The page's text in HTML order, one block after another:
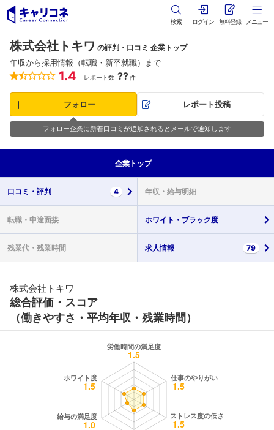
検索 ログイン 無料登録 メニュー
株式会社トキワ の評判・口コミ 企業トップ
年収から採用情報（転職・新卒就職）まで
1.4 レポート数 ??件
フォロー レポート投稿
フォロー企業に新着口コミが追加されるとメールで通知します
企業 トップ
口コミ・ 評判 4 年収・ 給与明細
転職・ 中途面接 ホワイト・ ブラック度
残業代・ 残業時間 求人情報 79
株式会社トキワ
総合評価・スコア
（働きやすさ・平均年収・残業時間）